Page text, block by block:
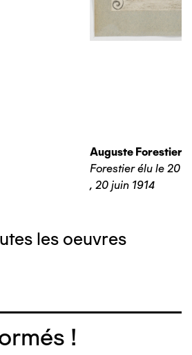
Auguste Forestier
Forestier élu le 20
, 20 juin 1914
les oeuvres
!